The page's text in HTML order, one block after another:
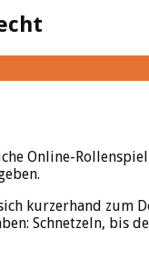
Online-
kurzerhand
Schnetzeln, bis